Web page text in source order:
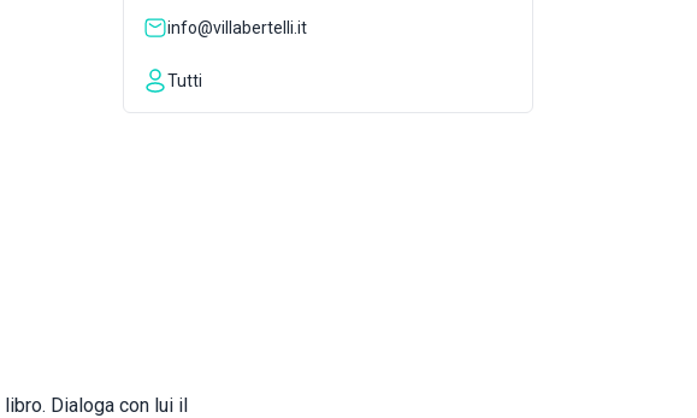
info@villabertelli.it
Tutti
Dialoga con lui il